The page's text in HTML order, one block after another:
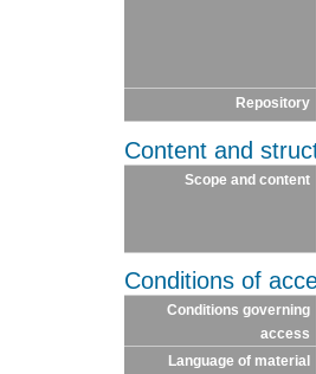
Repository
Content and
Scope and content
Conditions of
Conditions governing
access
Language of material